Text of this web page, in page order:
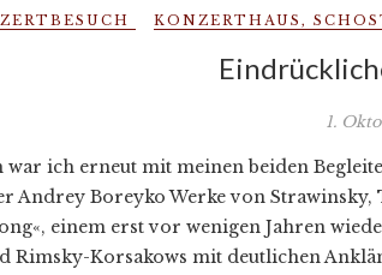
KONZERTHAUS ,
1.
war ich erneut mit meinen beiden
Andrey Boreyko Werke von
einem erst vor wenigen Jahren
Rimsky-Korsakows mit deutlichen